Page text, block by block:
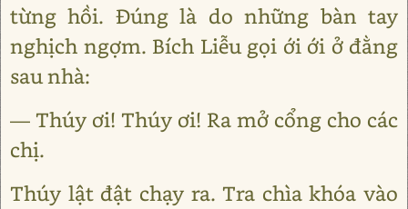
từng hồi. Đúng là do những bàn tay
nghịch ngợm. Bích Liễu gọi ới ới ở đằng
sau nhà:
— Thúy ơi! Thúy ơi! Ra mở cổng cho các
chị.
Thúy lật đật chạy ra. Tra chìa khóa vào